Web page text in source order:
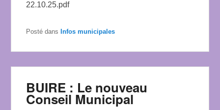
22.10.25.pdf
Posté dans Infos municipales
BUIRE : Le nouveau
Conseil Municipal